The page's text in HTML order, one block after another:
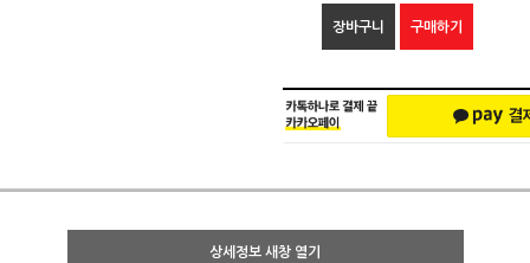
장바구니 구매하기
상세정보 새창 열기